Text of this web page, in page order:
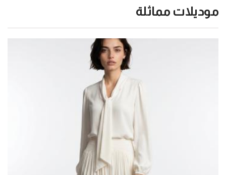
موديلات مماثلة